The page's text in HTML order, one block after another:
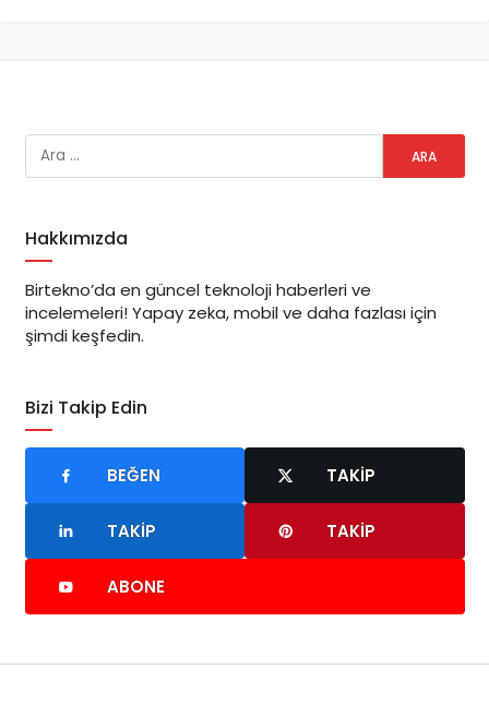
Hakkımızda
Birtekno’da en güncel teknoloji haberleri ve
incelemeleri! Yapay zeka, mobil ve daha fazlası için
şimdi keşfedin.
Bizi Takip Edin
BEĞEN TAKIP
TAKIP TAKIP
ABONE